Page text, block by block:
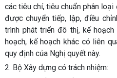
các tiêu chí, tiêu chuẩn phân
được chuyển tiếp, lập, điều
trình phát triển đô thị, kế
hoạch, kế hoạch khác có liên
quy định của Nghị quyết này.
2. Bộ Xây dựng có trách nhiệm: